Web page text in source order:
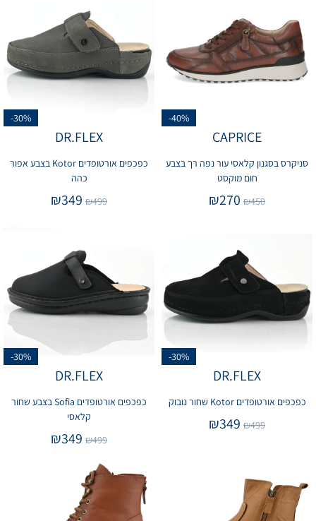
-40%
CAPRICE
סניקרס בסגנון קלאסי עור נפה רך בצבע
חום מוקסט
₪450
₪270
-30%
DR.FLEX
כפכפים אורטופדים Kotor בצבע אפור
כהה
₪499
₪349
-30%
DR.FLEX
כפכפים אורטופדים Kotor שחור נובוק
₪499
₪349
-30%
DR.FLEX
כפכפים אורטופדים Sofia בצבע שחור
קלאסי
₪499
₪349